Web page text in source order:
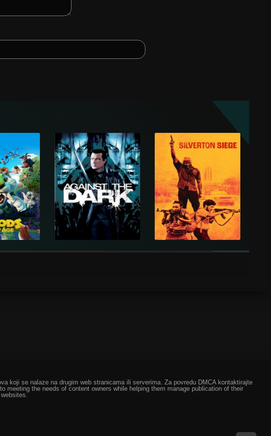
koji se nalaze na drugim web stranicama ili serverima. Za povredu DMCA kontaktirajte
the needs of content owners while helping them manage publication of their